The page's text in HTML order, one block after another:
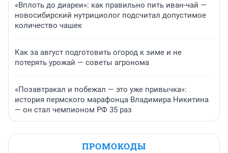
«Вплоть до диареи»: как правильно пить иван-чай —
новосибирский нутрициолог подсчитал допустимое
количество чашек
Как за август подготовить огород к зиме и не
потерять урожай — советы агронома
«Позавтракал и побежал — это уже привычка»:
история пермского марафонца Владимира Никитина
— он стал чемпионом РФ 35 раз
ПРОМОКОДЫ